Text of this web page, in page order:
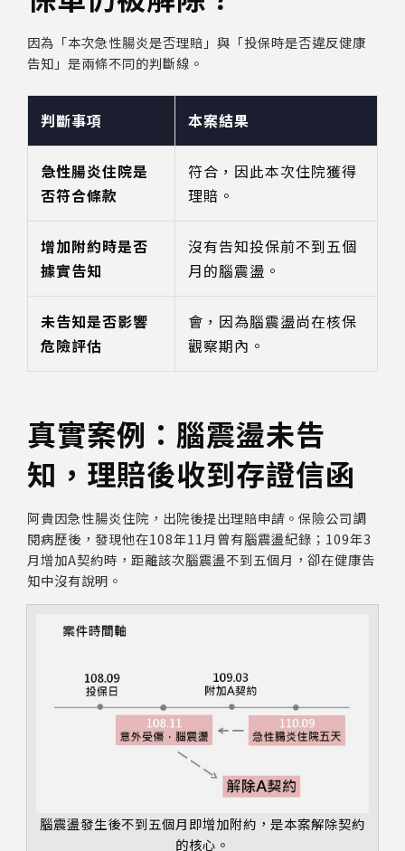
因為「本次急性腸炎是否理賠」與「投保時是否違反健康
告知」是兩條不同的判斷線。
判斷事項 本案結果
急性腸炎住院是
否符合條款
符合，因此本次住院獲得
理賠。
增加附約時是否
據實告知
沒有告知投保前不到五個
月的腦震盪。
未告知是否影響
危險評估
會，因為腦震盪尚在核保
觀察期內。
真實案例：腦震盪未告
知，理賠後收到存證信函
阿貴因急性腸炎住院，出院後提出理賠申請。保險公司調
閱病歷後，發現他在108年11月曾有腦震盪紀錄；109年3
月增加A契約時，距離該次腦震盪不到五個月，卻在健康告
知中沒有說明。
腦震盪發生後不到五個月即增加附約，是本案解除契約
的核心。